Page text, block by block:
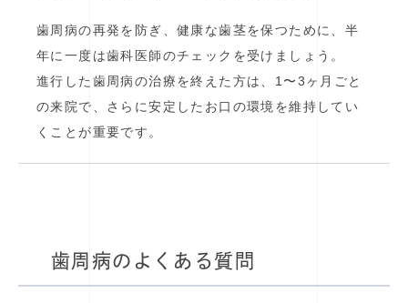
歯周病の再発を防ぎ、健康な歯茎を保つために、半
年に一度は歯科医師のチェックを受けましょう。
進行した歯周病の治療を終えた方は、1〜3ヶ月ごと
の来院で、さらに安定したお口の環境を維持してい
くことが重要です。
歯周病のよくある質問